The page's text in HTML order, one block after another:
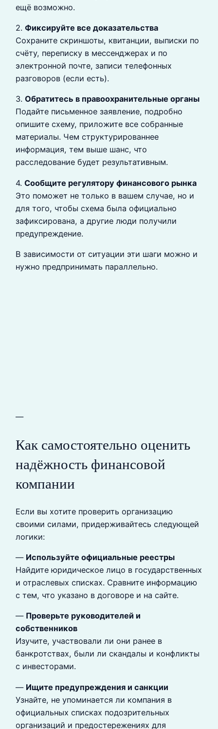
ещё возможно.
2. Фиксируйте все доказательства
Сохраните скриншоты, квитанции, выписки по
счёту, переписку в мессенджерах и по
электронной почте, записи телефонных
разговоров (если есть).
3. Обратитесь в правоохранительные органы
Подайте письменное заявление, подробно
опишите схему, приложите все собранные
материалы. Чем структурированнее
информация, тем выше шанс, что
расследование будет результативным.
4. Сообщите регулятору финансового рынка
Это поможет не только в вашем случае, но и
для того, чтобы схема была официально
зафиксирована, а другие люди получили
предупреждение.
В зависимости от ситуации эти шаги можно и
нужно предпринимать параллельно.
—
Как самостоятельно оценить
надёжность финансовой
компании
Если вы хотите проверить организацию
своими силами, придерживайтесь следующей
логики:
— Используйте официальные реестры
Найдите юридическое лицо в государственных
и отраслевых списках. Сравните информацию
с тем, что указано в договоре и на сайте.
— Проверьте руководителей и
собственников
Изучите, участвовали ли они ранее в
банкротствах, были ли скандалы и конфликты
с инвесторами.
— Ищите предупреждения и санкции
Узнайте, не упоминается ли компания в
официальных списках подозрительных
организаций и предостережениях для